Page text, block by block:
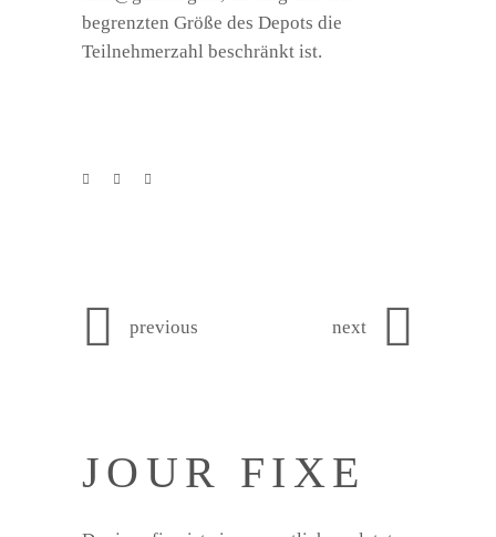
begrenzten Größe des Depots die
Teilnehmerzahl beschränkt ist.
previous next
JOUR FIXE